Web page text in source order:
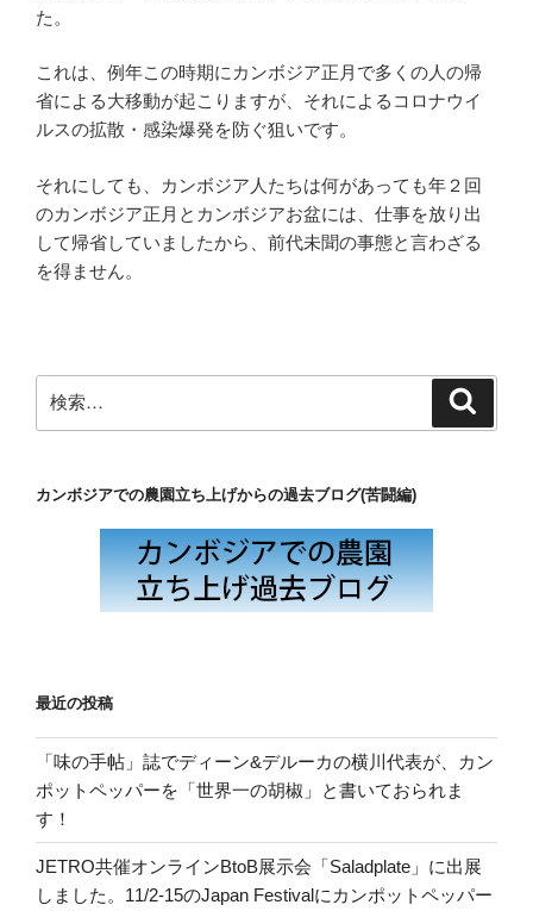
た。
これは、例年この時期にカンボジア正月で多くの人の帰
省による大移動が起こりますが、それによるコロナウイ
ルスの拡散・感染爆発を防ぐ狙いです。
それにしても、カンボジア人たちは何があっても年２回
のカンボジア正月とカンボジアお盆には、仕事を放り出
して帰省していましたから、前代未聞の事態と言わざる
を得ません。
索:
カンボジアでの農園立ち上げからの過去ブログ(苦闘編)
最近の投稿
「味の手帖」誌でディーン&デルーカの横川代表が、カン
ポットペッパーを「世界一の胡椒」と書いておられま
す！
JETRO共催オンラインBtoB展示会「Saladplate」に出展
しました。11/2-15のJapan Festivalにカンポットペッパー